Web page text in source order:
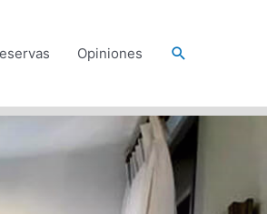
Opiniones